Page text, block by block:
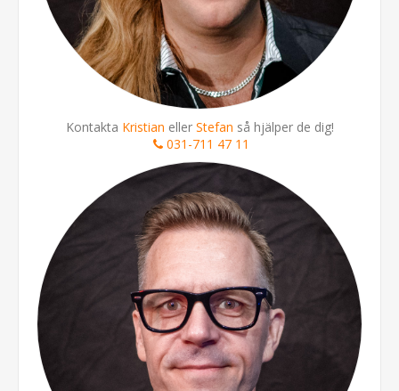
Kontakta Kristian eller Stefan så hjälper de dig!
031-711 47 11